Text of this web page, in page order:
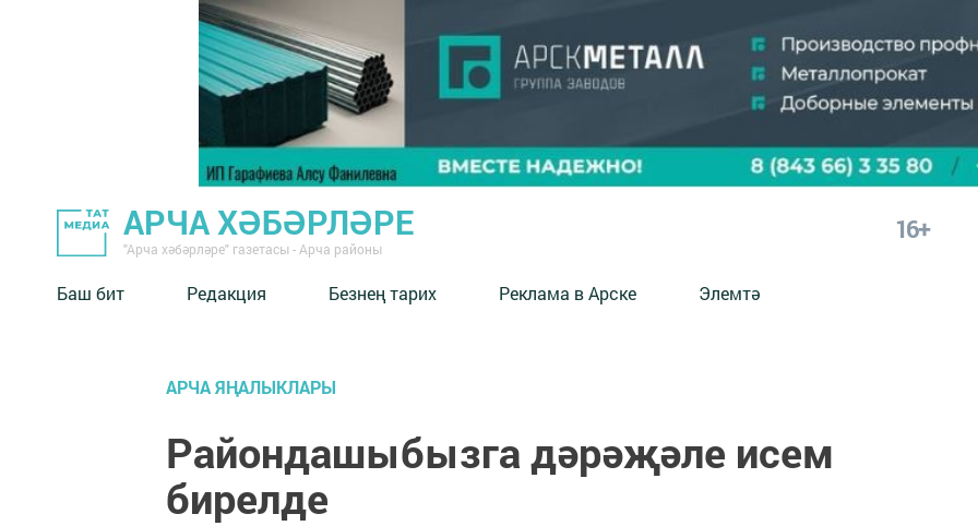
АРЧА ХӘБӘРЛӘРЕ
"Арча хәбәрләре" газетасы - Арча районы
16+
Баш бит Редакция Безнең тарих Реклама в Арске Элемтә
АРЧА ЯҢАЛЫКЛАРЫ
Райондашыбызга дәрәҗәле исем
бирелде